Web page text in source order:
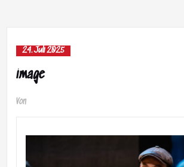
24. Juli 2025
image
Von